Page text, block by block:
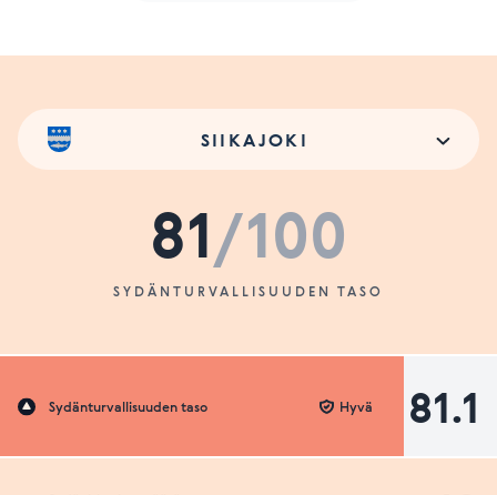
SIIKAJOKI
81/100
SYDÄNTURVALLISUUDEN TASO
Sydänturvallisuuden taso 81.1
Hyvä